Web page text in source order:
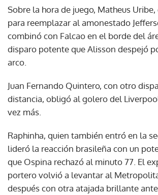
Sobre la hora de juego, Matheus
para reemplazar al amonestado
combinó con Falcao en el borde del
disparo potente que Alisson despejó
arco.
Juan Fernando Quintero, con otro
distancia, obligó al golero del
vez más.
Raphinha, quien también entró en la
lideró la reacción brasileña con un
que Ospina rechazó al minuto 77. El
portero volvió a levantar al
después con otra atajada brillante